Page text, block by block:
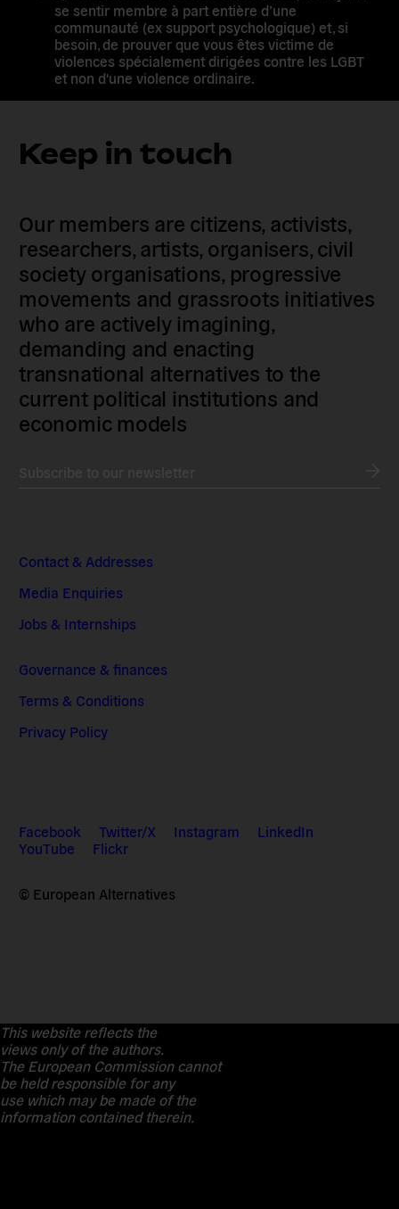
se sentir membre à part entière d’une
communauté (ex support psychologique) et, si
besoin, de prouver que vous êtes victime de
violences spécialement dirigées contre les LGBT
et non d'une violence ordinaire.
Keep in touch
Our members are citizens, activists,
researchers, artists, organisers, civil
society organisations, progressive
movements and grassroots initiatives
who are actively imagining,
demanding and enacting
transnational alternatives to the
current political institutions and
economic models
Contact & Addresses
Media Enquiries
Jobs & Internships
Governance & finances
Terms & Conditions
Privacy Policy
Facebook Twitter/X Instagram
LinkedIn
YouTube
Flickr
© European Alternatives
This website reflects the
views only of the authors.
The European Commission cannot
be held responsible for any
use which may be made of the
information contained therein.